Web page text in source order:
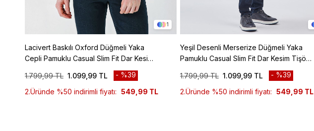
1
Lacivert Baskılı Oxford Düğmeli Yaka
Cepli Pamuklu Casual Slim Fit Dar Kesim
1.099,99 TL
1.799,99 TL
%39
2.Üründe %50 indirimli fiyatı: 549,99 TL
Yeşil Desenli Merserize Düğmeli Yaka
Pamuklu Casual Slim Fit Dar Kesim Tişört
1.099,99 TL
1.799,99 TL
%39
2.Üründe %50 indirimli fiyatı: 549,99 TL